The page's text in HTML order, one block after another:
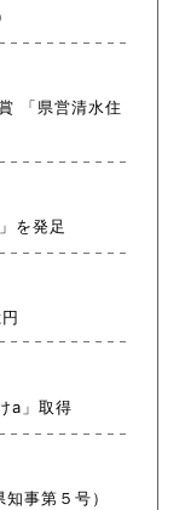
「県営清水住
を発足
a」取得
事第５号）